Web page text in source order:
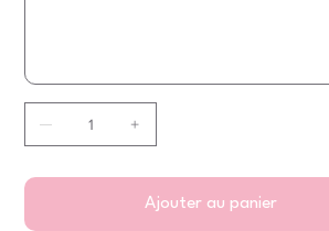
Ajouter au panier